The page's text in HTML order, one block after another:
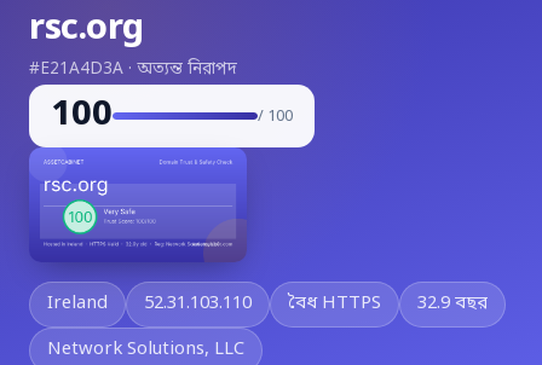
rsc.org
#E21A4D3A · অত্যন্ত নিরাপদ
100 / 100
Ireland 52.31.103.110 বৈধ HTTPS
32.9 বছর
Network Solutions, LLC